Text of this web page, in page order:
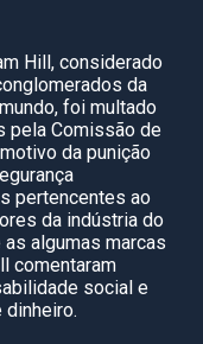
Hill, considerado
da
foi multado
pela Comissão de
da punição
pertencentes ao
da indústria do
as algumas marcas
comentaram
social e
dinheiro.